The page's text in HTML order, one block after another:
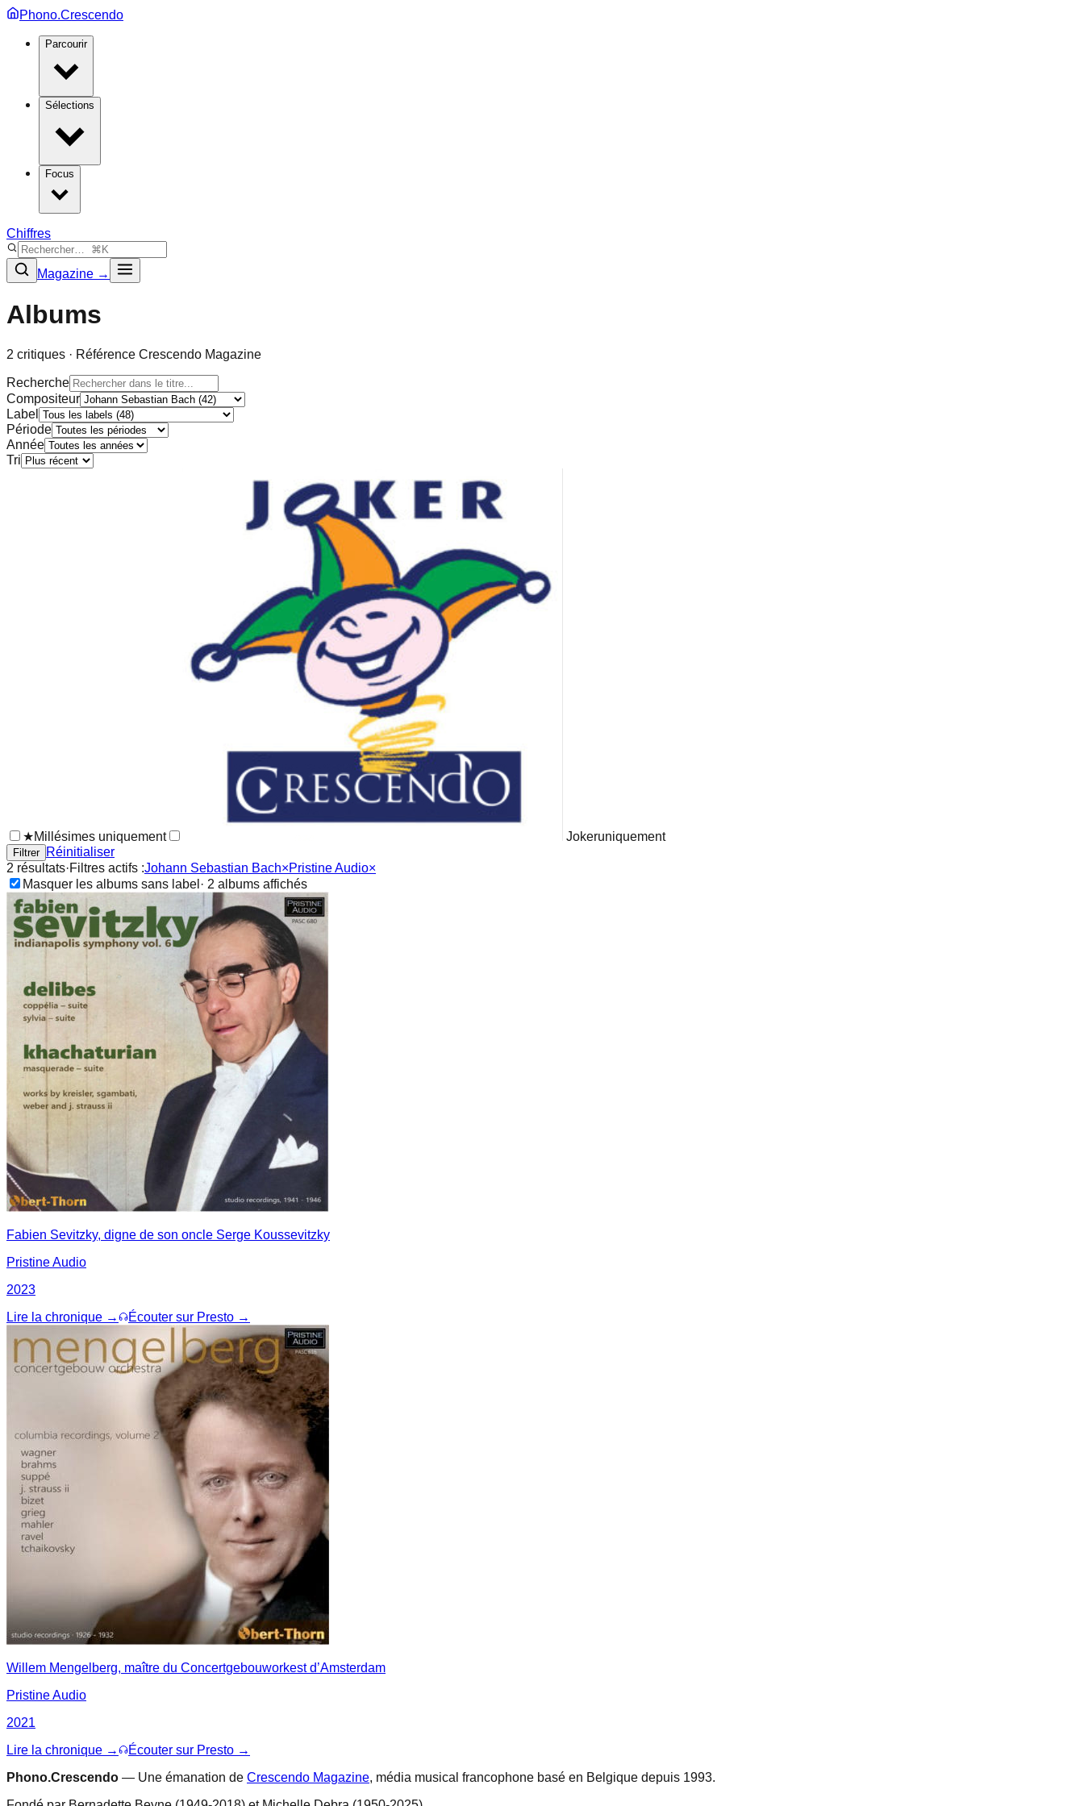
Phono.Crescendo
Parcourir
Sélections
Focus
Chiffres
Magazine →
Albums
2 critiques · Référence Crescendo Magazine
Recherche
Compositeur
Label
Période
Année
Tri
★Millésimes uniquement Jokeruniquement
Filtrer
Réinitialiser
2 résultats·Filtres actifs :Johann Sebastian Bach×Pristine Audio×
Masquer les albums sans label · 2 albums affichés
Fabien Sevitzky, digne de son oncle Serge Koussevitzky
Pristine Audio
2023
Lire la chronique →
Écouter sur Presto →
Willem Mengelberg, maître du Concertgebouworkest d’Amsterdam
Pristine Audio
2021
Lire la chronique →
Écouter sur Presto →
Phono.Crescendo — Une émanation de Crescendo Magazine, média musical francophone basé en Belgique depuis 1993.